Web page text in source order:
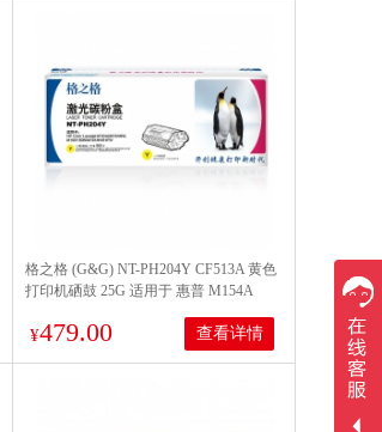
格之格 (G&G) NT-PH204Y CF513A 黄色
打印机硒鼓 25G 适用于 惠普 M154A
印量900页
¥479.00 查看详情